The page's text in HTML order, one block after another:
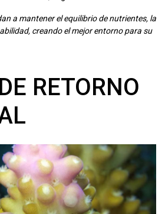
a mantener el equilibrio de nutrientes, la
creando el mejor entorno para su
RETORNO